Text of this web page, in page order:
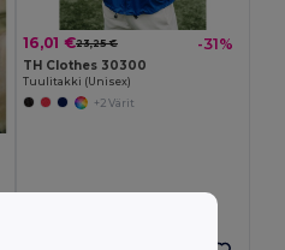
16,01 €23,25 € -31%
TH Clothes 30300
Tuulitakki (Unisex)
+2 Värit